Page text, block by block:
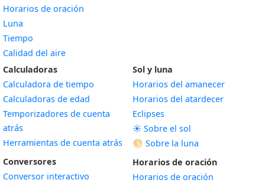
Horarios de oración
Luna
Tiempo
Calidad del aire
Calculadoras
Calculadora de tiempo
Calculadoras de edad
Temporizadores de cuenta
atrás
Herramientas de cuenta atrás
Conversores
Conversor interactivo
Sol y luna
Horarios del amanecer
Horarios del atardecer
Eclipses
☀️ Sobre el sol
🌕 Sobre la luna
Horarios de oración
Horarios de oración